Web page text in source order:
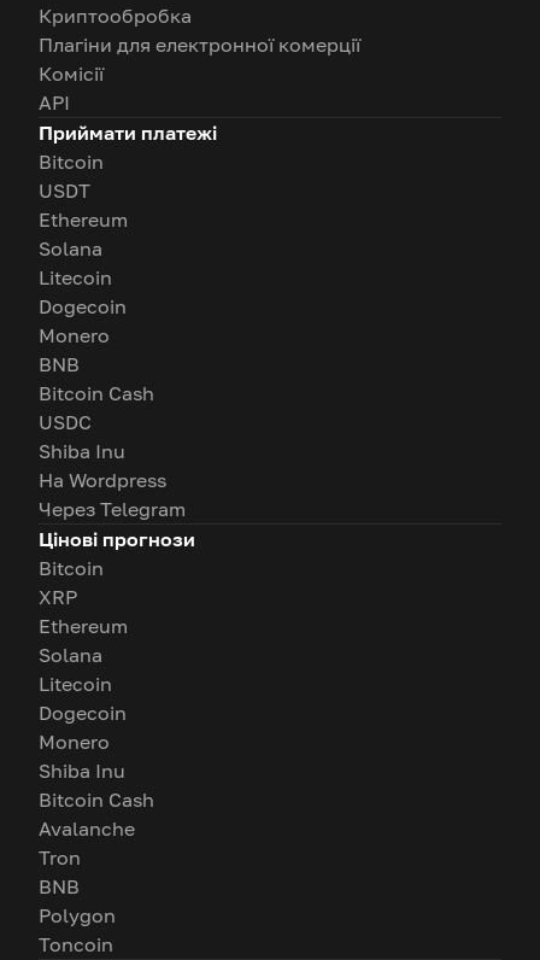
Криптообробка
Плагіни для електронної комерції
Комісії
API
Приймати платежі
Bitcoin
USDT
Ethereum
Solana
Litecoin
Dogecoin
Monero
BNB
Bitcoin Cash
USDC
Shiba Inu
На Wordpress
Через Telegram
Цінові прогнози
Bitcoin
XRP
Ethereum
Solana
Litecoin
Dogecoin
Monero
Shiba Inu
Bitcoin Cash
Avalanche
Tron
BNB
Polygon
Toncoin